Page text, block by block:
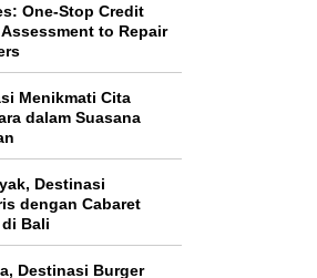
One-Stop Credit
to Repair
Menikmati Cita
dalam Suasana
Destinasi
dengan Cabaret
Bali
Destinasi Burger